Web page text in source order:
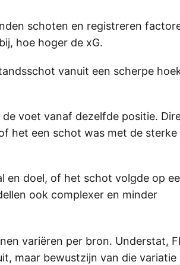
schoten en registreren
hoe hoger de xG.
vanuit een scherpe
voet vanaf dezelfde positie.
het een schot was met de sterke
en doel, of het schot volgde op
ook complexer en minder
variëren per bron. Understat,
maar bewustzijn van die variatie